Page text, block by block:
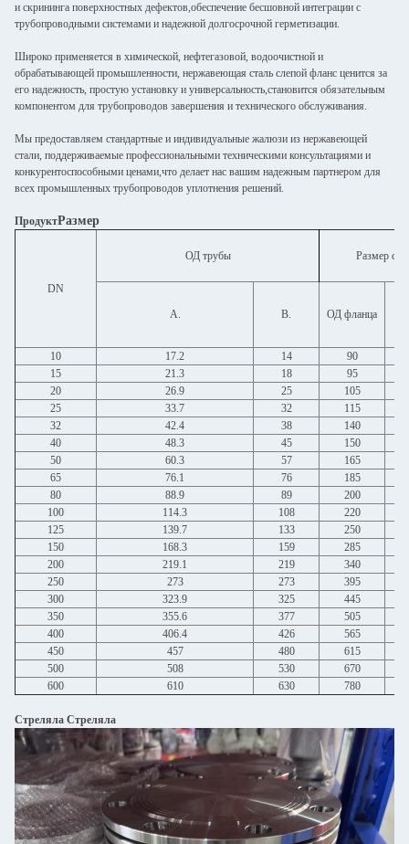
и скрининга поверхностных дефектов,обеспечение бесшовной интеграции с
трубопроводными системами и надежной долгосрочной герметизации.
Широко применяется в химической, нефтегазовой, водоочистной и
обрабатывающей промышленности, нержавеющая сталь слепой фланс ценится за
его надежность, простую установку и универсальность,становится обязательным
компонентом для трубопроводов завершения и технического обслуживания.
Мы предоставляем стандартные и индивидуальные жалюзи из нержавеющей
стали, поддерживаемые профессиональными техническими консультациями и
конкурентоспособными ценами,что делает нас вашим надежным партнером для
всех промышленных трубопроводов уплотнения решений.
ПродуктРазмер
DN
ОД трубы Размер
А. В. ОД фланца
10 17.2 14
90
15
21.3 18
95
20
26.9 25
105
25
33.7 32
115
32
42.4 38
140
40
48.3 45
150
50
60.3 57
165
65
76.1 76
185
80
88.9 89
200
100
114.3 108
220
125
139.7 133
250
150
168.3 159
285
200
219.1 219
340
250
273 273
395
300
323.9 325
445
350
355.6 377
505
400
406.4 426
565
450
457 480
615
500
508 530
670
600
610 630 780
Стреляла Стреляла